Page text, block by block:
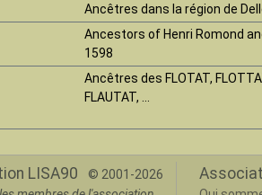
Ancêtres dans la région de
Ancestors of Henri Romond
1598
Ancêtres des FLOTAT,
FLAUTAT, ...
LISA90
© 2001-2026